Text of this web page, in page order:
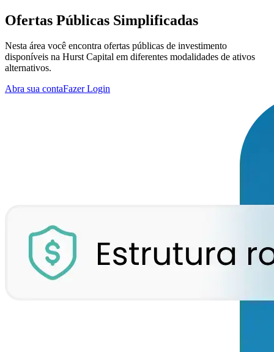
Ofertas Públicas Simplificadas
Nesta área você encontra ofertas públicas de investimento
disponíveis na Hurst Capital em diferentes modalidades de ativos
alternativos.
Abra sua contaFazer Login